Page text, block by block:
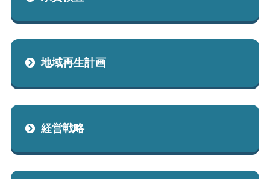
地域再生計画
経営戦略